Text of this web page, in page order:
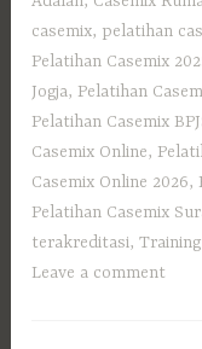
casemix, pelatihan
Pelatihan Casemix
Jogja, Pelatihan
Pelatihan Casemix
Casemix Online,
Casemix Online 2026,
Pelatihan Casemix
terakreditasi,
Leave a comment